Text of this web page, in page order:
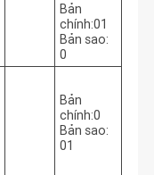
Bản
chính:01
Bản sao:
0
Bản
chính:0
Bản sao:
01